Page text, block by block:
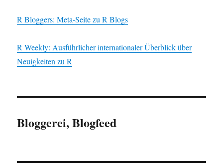
R Bloggers: Meta-Seite zu R Blogs
R Weekly: Ausführlicher internationaler Überblick über
Neuigkeiten zu R
Bloggerei, Blogfeed